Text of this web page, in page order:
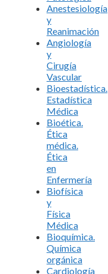
Anestesiología
y
Reanimación
Angiología
y
Cirugía
Vascular
Bioestadística.
Estadística
Médica
Bioética.
Ética
médica.
Ética
en
Enfermería
Biofísica
y
Física
Médica
Bioquímica.
Química
orgánica
Cardiología